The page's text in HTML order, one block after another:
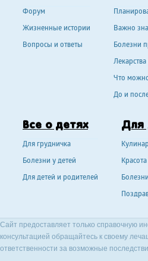
Форум
Жизненные истории
Вопросы и ответы
Важно
Болезни
Что
До и
Все о детях
Для грудничка
Болезни у детей
Для детей и родителей
Для
Сайт предоставляет только справочную
консультацией обращайтесь к своему
ответственности за возможные